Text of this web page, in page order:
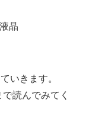
晶
いきます。
読んでみてく